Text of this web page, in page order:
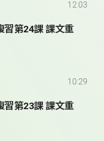
12:03
習第24課 課文重
10:29
習第23課 課文重